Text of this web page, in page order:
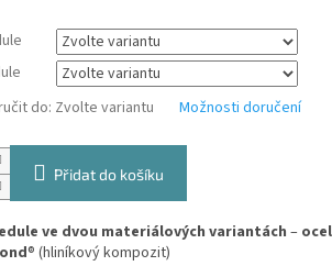
do: Zvolte variantu Možnosti doručení
Přidat do košíku
ve dvou materiálových variantách –
® (hliníkový kompozit)